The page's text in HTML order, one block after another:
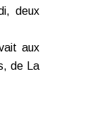
deux
aux
de La